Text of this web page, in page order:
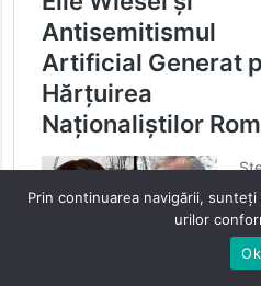
Prin continuarea navigării,
urilor
Ok